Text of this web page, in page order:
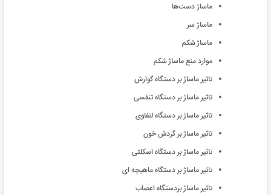
ماساژ دست‌ها
ماساژ سر
ماساژ شکم
موارد منع ماساژ شکم
تاثیر ماساژ بر دستگاه گوارش
تاثیر ماساژ بر دستگاه تنفسی
تاثیر ماساژ بر دستگاه لنفاوی
تاثیر ماساژ بر گردش خون
تاثیر ماساژ بر دستگاه اسکلتی
تاثیر ماساژ بر دستگاه ماهیچه ای
تاثیر ماساژ بردستگاه اعصاب